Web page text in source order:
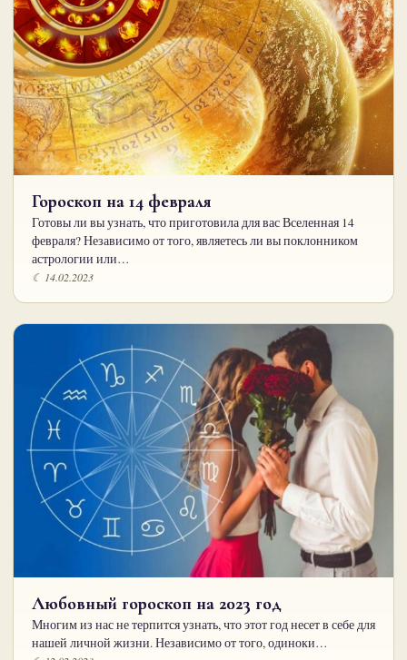
Гороскоп на 14 февраля
Готовы ли вы узнать, что приготовила для вас Вселенная 14
февраля? Независимо от того, являетесь ли вы поклонником
астрологии или…
☾ 14.02.2023
Любовный гороскоп на 2023 год
Многим из нас не терпится узнать, что этот год несет в себе для
нашей личной жизни. Независимо от того, одиноки…